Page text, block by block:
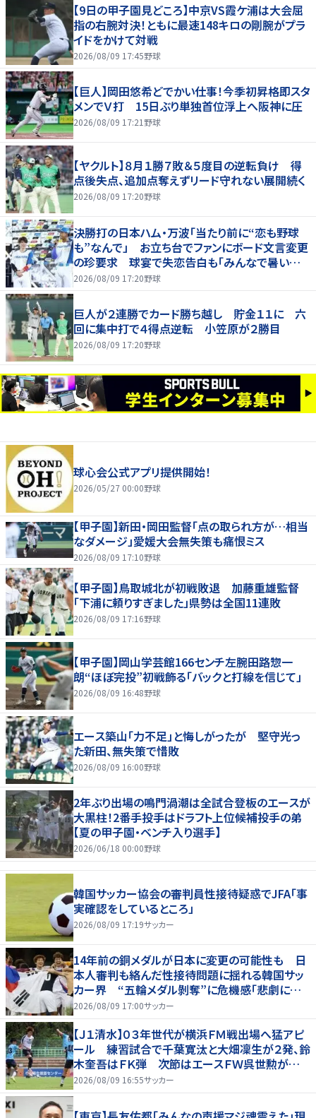
【9日の甲子園見どころ】中京VS霞ケ浦は大会屈
指の右腕対決！ともに最速148キロの剛腕がプラ
イドをかけて対戦
2026/08/09 17:45野球
【巨人】岡田悠希どでかい仕事！今季初昇格即スタ
メンでＶ打 15日ぶり単独首位浮上へ阪神に圧
2026/08/09 17:21 野球
【ヤクルト】８月１勝７敗＆５度目の逆転負け 得
点後失点、追加点奪えずリード守れない展開続く
2026/08/09 17:20野球
決勝打の日本ハム・万波「当たり前に“恋も野球
も”なんで」 お立ち台でファンにボード文言変更
の珍要求 球宴で失恋告白も「みんなで暑い夏
にしましょう！」
2026/08/09 17:20野球
巨人が２連勝でカード勝ち越し 貯金１１に 六
回に集中打で４得点逆転 小笠原が２勝目
2026/08/09 17:20野球
球心会公式アプリ提供開始！
2026/05/27 00:00野球
【甲子園】新田・岡田監督「点の取られ方が…相当
なダメージ」愛媛大会無失策も痛恨ミス
2026/08/09 17:10野球
【甲子園】鳥取城北が初戦敗退 加藤重雄監督
「下浦に頼りすぎました」県勢は全国11連敗
2026/08/09 17:16野球
【甲子園】岡山学芸館166センチ左腕田路惣一
朗“ほぼ完投”初戦飾る「バックと打線を信じて」
2026/08/09 16:48野球
エース築山「力不足」と悔しがったが 堅守光っ
た新田、無失策で惜敗
2026/08/09 16:00野球
2年ぶり出場の鳴門渦潮は全試合登板のエースが
大黒柱！2番手投手はドラフト上位候補投手の弟
【夏の甲子園・ベンチ入り選手】
2026/06/18 00:00野球
韓国サッカー協会の審判員性接待疑惑でJFA「事
実確認をしているところ」
2026/08/09 17:19サッカー
14年前の銅メダルが日本に変更の可能性も 日
本人審判も絡んだ性接待問題に揺れる韓国サッ
カー界 “五輪メダル剝奪”に危機感「悲劇に見
舞われる」
2026/08/09 17:00サッカー
【Ｊ１清水】０３年世代が横浜ＦＭ戦出場へ猛アピ
ール 練習試合で千葉寛汰と大畑凜生が２発、鈴
木奎吾はＦＫ弾 次節はエースＦＷ呉世勲が出
場停止
2026/08/09 16:55サッカー